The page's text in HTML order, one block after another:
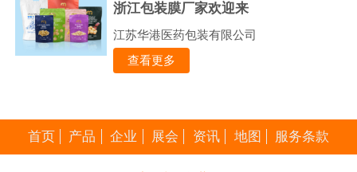
浙江包装膜厂家欢迎来
江苏华港医药包装有限公司
查看更多
首页 产品 企业 展会 资讯 地图 服务条款